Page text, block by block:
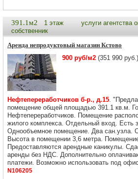
391.1м2 1 этаж
услуги агентства
собственник
Аренда непродуктовый магазин Кстово
900 руб/м2 (351 990 руб.)
Нефтепереработчиков б-р., д.15.
помещение общей площадью 391.1 кв.м.
Нефтепереработчиков. Помещение
жилого комплекса. Отдельный вход. Есть
Однообъемное помещение. Два сан.узла.
Высота в помещении 3,6 метра.
Предоставляются арендные каникулы.
аренды без НДС. Дополнительно
платежи. Возможно использовать под
N106205